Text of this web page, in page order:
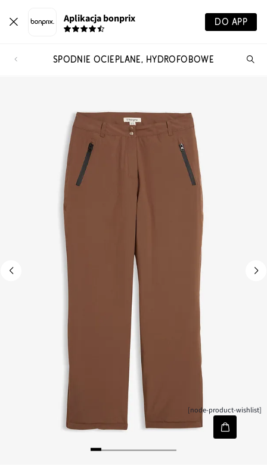
Aplikacja bonprix DO APP
SPODNIE OCIEPLANE, HYDROFOBOWE
[node-product-wishlist]